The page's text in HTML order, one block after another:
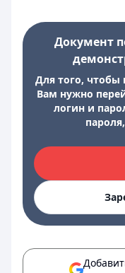
Документ
Для того, чтобы
Вам нужно
логин и